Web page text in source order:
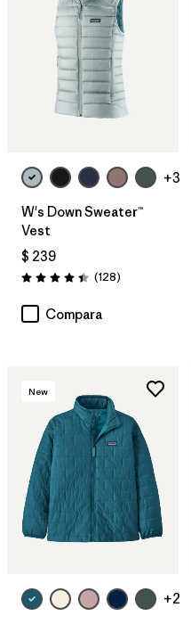
+3
W's Down Sweater™
Vest
$ 239
Valoración: 4.4 / 5
(128Comentarios
)
Compara
New
+2